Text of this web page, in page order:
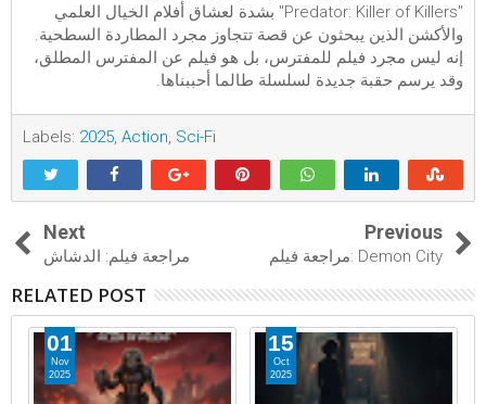
"Predator: Killer of Killers" بشدة لعشاق أفلام الخيال العلمي
والأكشن الذين يبحثون عن قصة تتجاوز مجرد المطاردة السطحية.
إنه ليس مجرد فيلم للمفترس، بل هو فيلم عن المفترس المطلق،
وقد يرسم حقبة جديدة لسلسلة طالما أحببناها.
Labels: 2025, Action, Sci-Fi
Next
مراجعة فيلم: الدشاش
Previous
مراجعة فيلم: Demon City
RELATED POST
01
Nov
2025
15
Oct
2025